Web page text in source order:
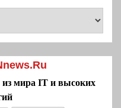
мира IT и высоких